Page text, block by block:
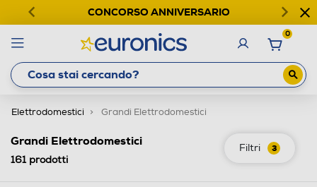
CONCORSO ANNIVERSARIO
0
Elettrodomestici Grandi Elettrodomestici
Filtri 3
Grandi Elettrodomestici
161prodotti